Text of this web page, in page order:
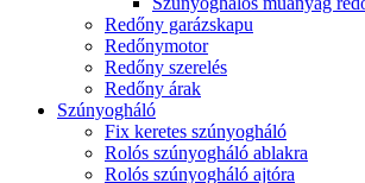
Redőny garázskapu
Redőnymotor
Redőny szerelés
Redőny árak
Szúnyogháló
Fix keretes szúnyogháló
Rolós szúnyogháló ablakra
Rolós szúnyogháló ajtóra